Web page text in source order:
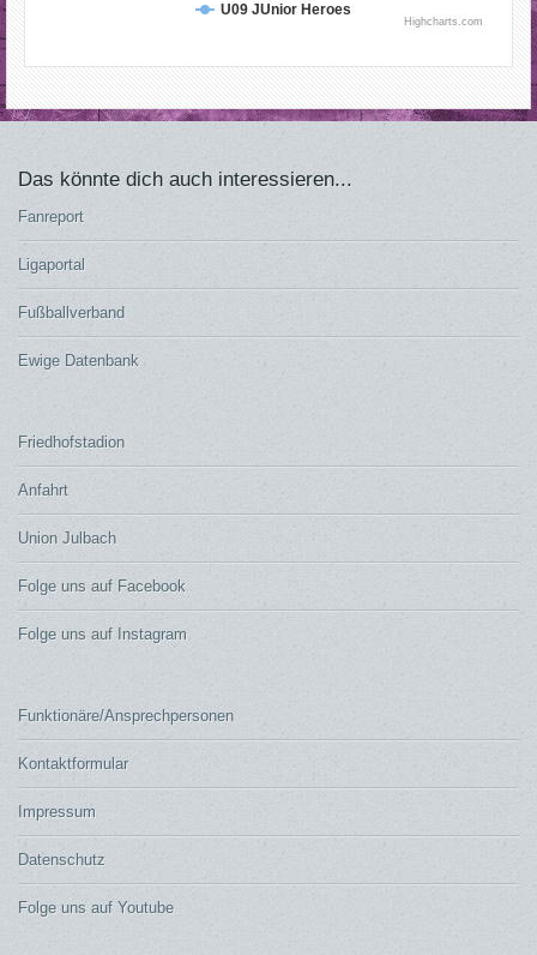
U09 JUnior Heroes
Highcharts.com
Das könnte dich auch interessieren...
Fanreport
Ligaportal
Fußballverband
Ewige Datenbank
Friedhofstadion
Anfahrt
Union Julbach
Folge uns auf Facebook
Folge uns auf Instagram
Funktionäre/Ansprechpersonen
Kontaktformular
Impressum
Datenschutz
Folge uns auf Youtube